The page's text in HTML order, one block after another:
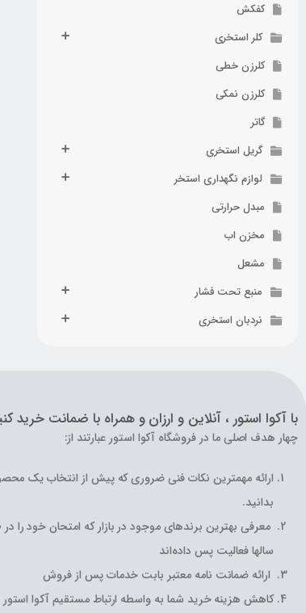
کفکش
کلر استخری
کلرزن خطی
کلرزن نمکی
گاتر
گریل استخری
لوازم نگهداری استخر
مبدل حرارتی
مخزن اب
مشعل
منبع تحت فشار
نردبان استخری
با آکوا استور ، آنلاین و ارزان و همراه با ضمانت خرید
چهار هدف اصلی ما در فروشگاه آکوا استور عبارتند از:
ارائه مهمترین نکات فنی ضروری که پیش از انتخاب یک
بدانید.
معرفی بهترین برندهای موجود در بازار که امتحان خود را
سالها فعالیت پس داده‌اند
ارائه ضمانت نامه معتبر بابت خدمات پس از فروش
کاهش هزینه خرید شما به واسطه ارتباط مستقیم آکوا استور